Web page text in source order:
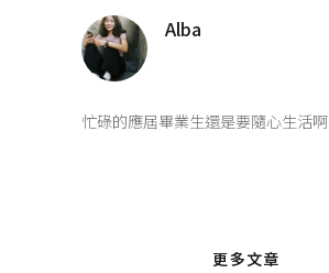
Alba
忙碌的應屆畢業生還是要隨心生活啊
更多文章